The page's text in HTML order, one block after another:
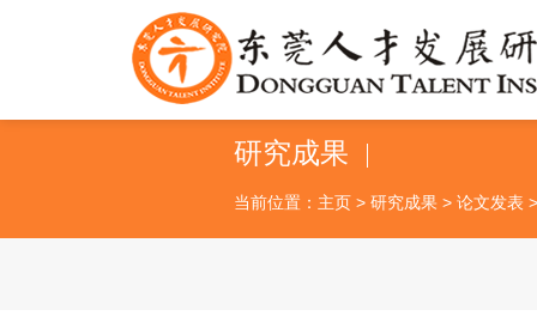
研究成果
当前位置： 主页 > 研究成果 > 论文发表 >